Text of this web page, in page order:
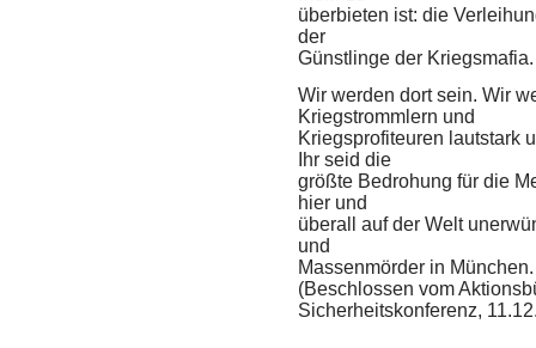
überbieten ist: die
der
Günstlinge der Kriegsmafia.
Wir werden dort sein. Wir
Kriegstrommlern und
Kriegsprofiteuren lautstark
Ihr seid die
größte Bedrohung für die
hier und
überall auf der Welt
und
Massenmörder in
(Beschlossen vom
Sicherheitskonferenz,